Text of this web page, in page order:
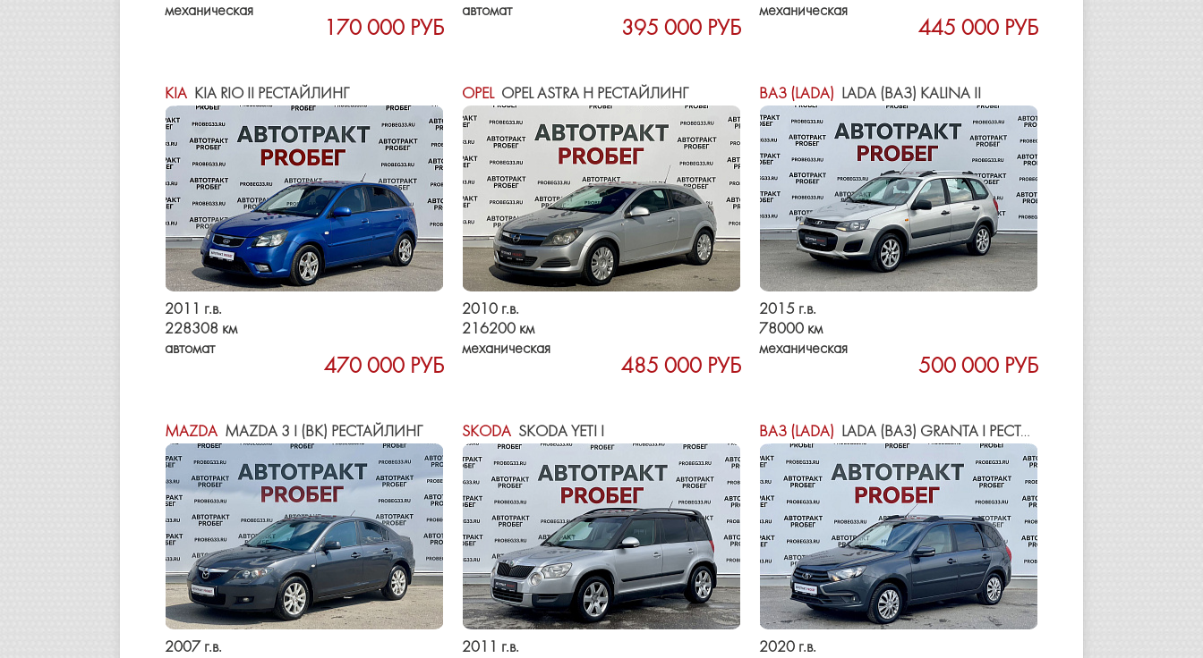
механическая
170 000 РУБ
автомат
395 000 РУБ
механическая
445 000 РУБ
KIA KIA RIO II РЕСТАЙЛИНГ
2011 г.в.
228308 км
автомат
470 000 РУБ
OPELOPEL ASTRA H РЕСТАЙЛИНГ
2010 г.в.
216200 км
механическая
485 000 РУБ
ВАЗ (LADA) LADA (ВАЗ) KALINA II
2015 г.в.
78000 км
механическая
500 000 РУБ
MAZDA MAZDA 3 I (BK) РЕСТАЙЛИНГ
2007 г.в.
SKODA SKODA YETI I
2011 г.в.
ВАЗ (LADA) LADA (ВАЗ) GRANTA I РЕСТАЙЛИНГ
2020 г.в.